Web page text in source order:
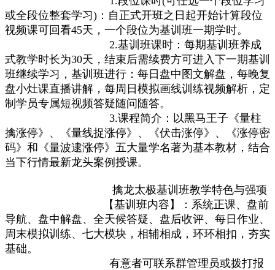
或全段位整套学习)：自正式开班之日起开始计算段位
视频课可回看45天，一个段位为基训班一期学时。
2.基训班课时：每期基训班养成
式教学时长为30天，结束后需续费方可进入下一期基训
班继续学习，基训班进行：每日盘中图文解盘，每晚复
盘小灶课直播讲解，每周日模拟画线训练视频解析，定
制学员专属短视频答疑随问随答。
3.课程简介：以黑马王子《量柱
擒涨停》、《量线捉涨停》、《伏击涨停》、《涨停密
码》和《量波逮涨停》五大量学名著为基本教材，结合
当下行情最新龙头案例授课。
擒龙太极基训班教学特色与强项
【基训班内容】：系统正课、盘前
导航、盘中解盘、全天候答疑、盘后收评、每日作业、
周末模拟训练、七大模块，相辅相成，环环相扣，夯实
基础。
有意者可联系群管理员或拨打报